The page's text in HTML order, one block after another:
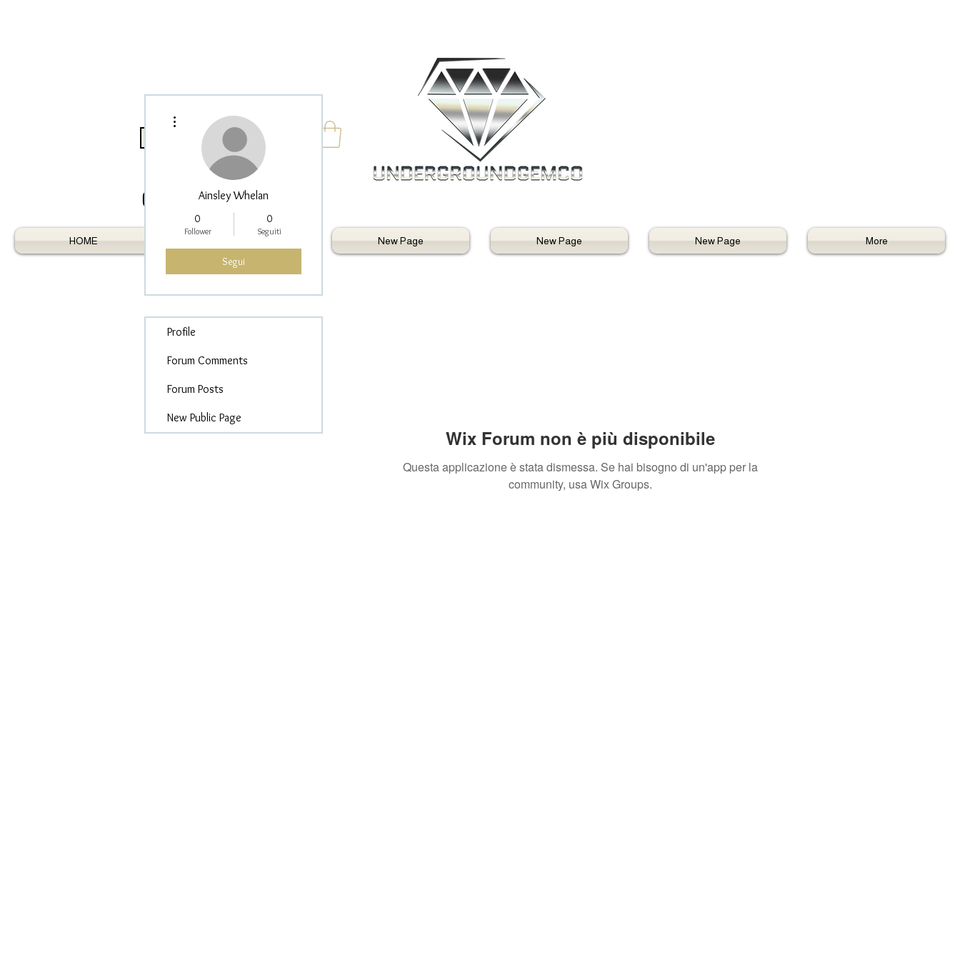
Log In / Register As Trade
HOME New Page New Page New Page More
Wix Forum non è più disponibile
Questa applicazione è stata dismessa. Se hai bisogno di un'app per la
community, usa Wix Groups.
Ainsley Whelan
0
Follower
0
Seguiti
Segui
Profile
Forum Comments
Forum Posts
New Public Page